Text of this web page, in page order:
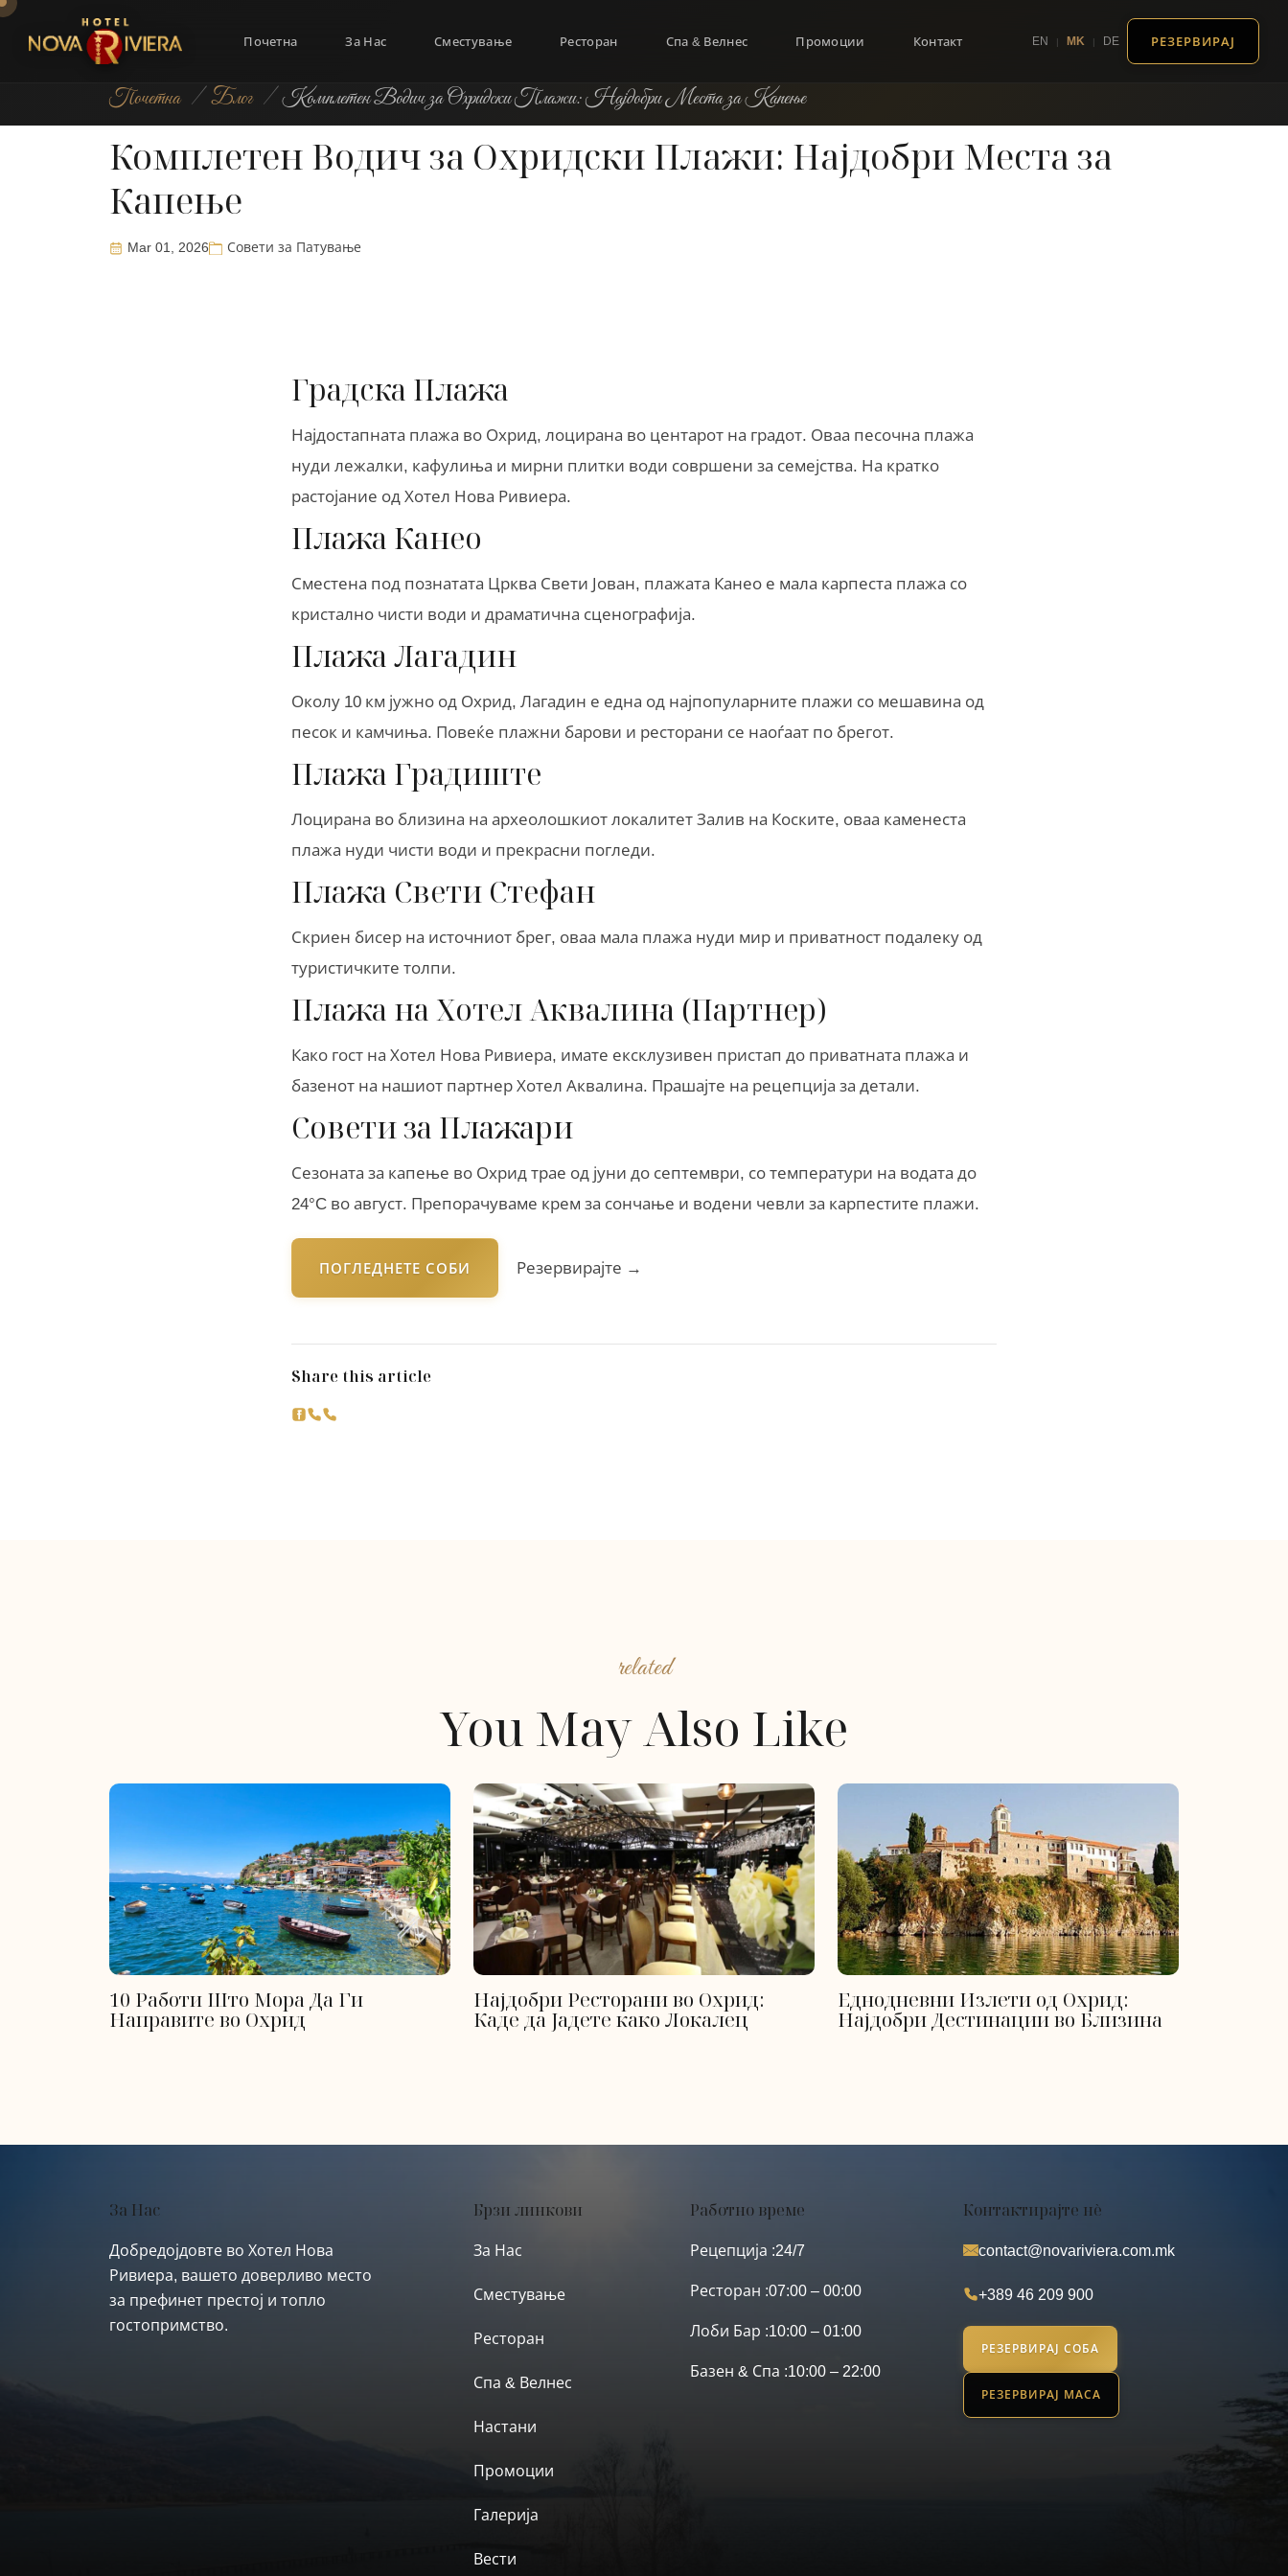
Почетна За Нас Сместување Ресторан Спа & Велнес Промоции Контакт EN | MK | DE РЕЗЕРВИРАЈ
Почетна / Блог / Комплетен Водич за Охридски Плажи: Најдобри Места за Капење
Комплетен Водич за Охридски Плажи: Најдобри Места за
Капење
Mar 01, 2026 Совети за Патување
Градска Плажа
Најдостапната плажа во Охрид, лоцирана во центарот на градот. Оваа песочна плажа
нуди лежалки, кафулиња и мирни плитки води совршени за семејства. На кратко
растојание од Хотел Нова Ривиера.
Плажа Канео
Сместена под познатата Црква Свети Јован, плажата Канео е мала карпеста плажа со
кристално чисти води и драматична сценографија.
Плажа Лагадин
Околу 10 км јужно од Охрид, Лагадин е една од најпопуларните плажи со мешавина од
песок и камчиња. Повеќе плажни барови и ресторани се наоѓаат по брегот.
Плажа Градиште
Лоцирана во близина на археолошкиот локалитет Залив на Коските, оваа каменеста
плажа нуди чисти води и прекрасни погледи.
Плажа Свети Стефан
Скриен бисер на источниот брег, оваа мала плажа нуди мир и приватност подалеку од
туристичките толпи.
Плажа на Хотел Аквалина (Партнер)
Како гост на Хотел Нова Ривиера, имате ексклузивен пристап до приватната плажа и
базенот на нашиот партнер Хотел Аквалина. Прашајте на рецепција за детали.
Совети за Плажари
Сезоната за капење во Охрид трае од јуни до септември, со температури на водата до
24°C во август. Препорачуваме крем за сончање и водени чевли за карпестите плажи.
ПОГЛЕДНЕТЕ СОБИ Резервирајте →
Share this article
related
You May Also Like
10 Работи Што Мора Да Ги
Направите во Охрид
Најдобри Ресторани во Охрид:
Каде да Јадете како Локалец
Еднодневни Излети од Охрид:
Најдобри Дестинации во Близина
За Нас
Добредојдовте во Хотел Нова
Ривиера, вашето доверливо место
за префинет престој и топло
гостопримство.
Брзи линкови
За Нас
Сместување
Ресторан
Спа & Велнес
Настани
Промоции
Галерија
Вести
Работно време
Рецепција :24/7
Ресторан :07:00 – 00:00
Лоби Бар :10:00 – 01:00
Базен & Спа :10:00 – 22:00
Контактирајте нè
contact@novariviera.com.mk
+389 46 209 900
РЕЗЕРВИРАЈ СОБА
РЕЗЕРВИРАЈ МАСА